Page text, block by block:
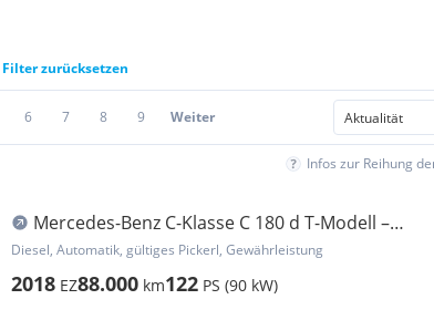
Filter zurücksetzen
6 7 8 9 Weiter
Infos zur Reihung
Mercedes-Benz C-Klasse C 180 d T-Modell –
AMG-Line | 9G-Tronic | EZ 12...
Diesel, Automatik, gültiges Pickerl, Gewährleistung
2018 EZ88.000 km122 PS (90 kW)